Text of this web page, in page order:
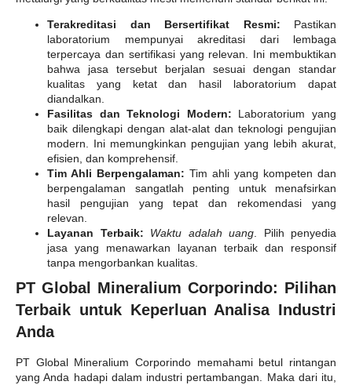
Terakreditasi dan Bersertifikat Resmi: Pastikan
laboratorium mempunyai akreditasi dari lembaga
terpercaya dan sertifikasi yang relevan. Ini membuktikan
bahwa jasa tersebut berjalan sesuai dengan standar
kualitas yang ketat dan hasil laboratorium dapat
diandalkan.
Fasilitas dan Teknologi Modern: Laboratorium yang
baik dilengkapi dengan alat-alat dan teknologi pengujian
modern. Ini memungkinkan pengujian yang lebih akurat,
efisien, dan komprehensif.
Tim Ahli Berpengalaman: Tim ahli yang kompeten dan
berpengalaman sangatlah penting untuk menafsirkan
hasil pengujian yang tepat dan rekomendasi yang
relevan.
Layanan Terbaik:
Waktu adalah uang. Pilih penyedia
jasa yang menawarkan layanan terbaik dan responsif
tanpa mengorbankan kualitas.
PT Global Mineralium Corporindo: Pilihan
Terbaik untuk Keperluan Analisa Industri
Anda
PT Global Mineralium Corporindo memahami betul rintangan
yang Anda hadapi dalam industri pertambangan. Maka dari itu,